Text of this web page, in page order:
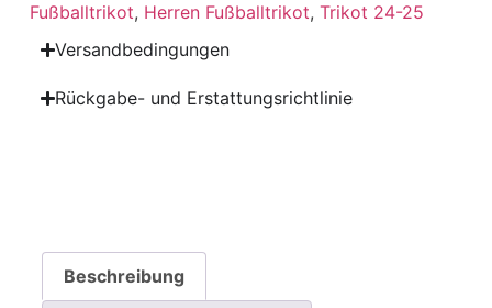
Fußballtrikot, Herren Fußballtrikot, Trikot 24-25
Versandbedingungen
Rückgabe- und Erstattungsrichtlinie
Beschreibung